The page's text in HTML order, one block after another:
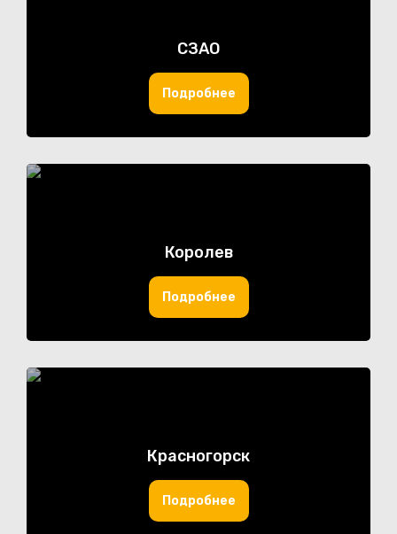
СЗАО
Подробнее
Королев
Подробнее
Красногорск
Подробнее